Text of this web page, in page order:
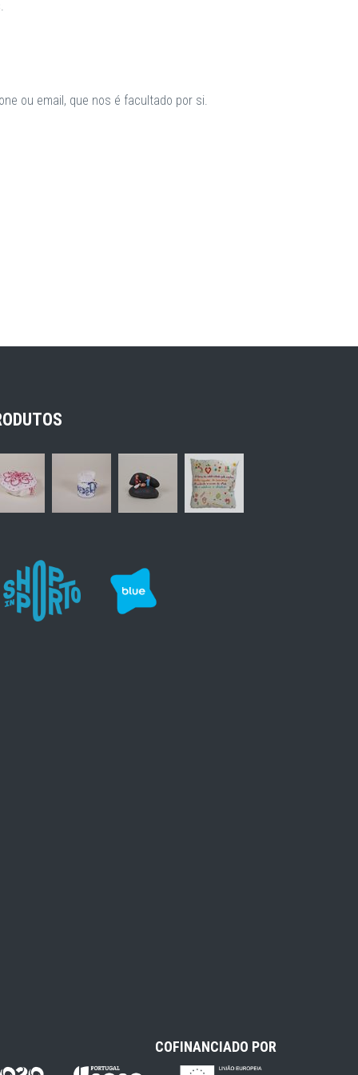
ou email, que nos é facultado por si.
COFINANCIADO POR